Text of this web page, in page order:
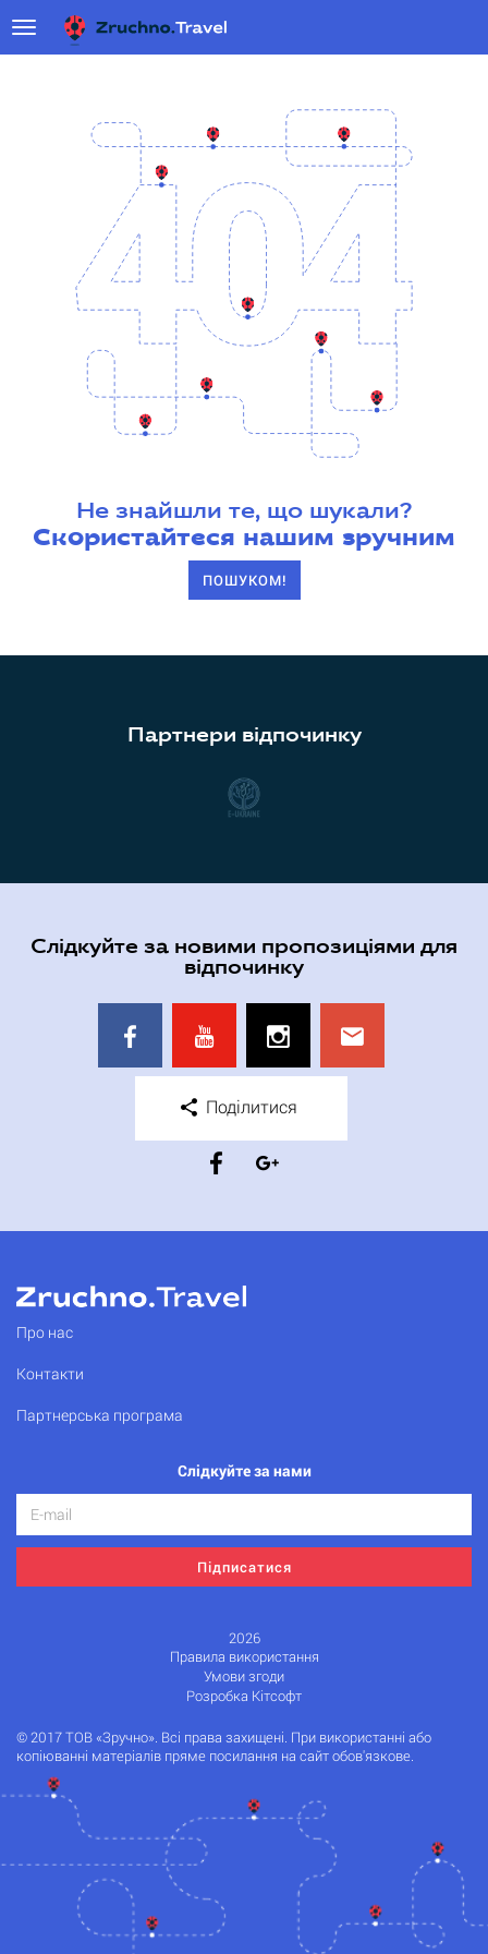
Не знайшли те, що шукали?
Скористайтеся нашим зручним
ПОШУКОМ!
Партнери відпочинку
Слідкуйте за новими пропозиціями для
відпочинку
Поділитися
Про нас
Контакти
Партнерська програма
Слідкуйте за нами
Підписатися
2026
Правила використання
Умови згоди
Розробка Кітсофт
© 2017 ТОВ «Зручно». Всі права захищені. При використанні або
копіюванні матеріалів пряме посилання на сайт обов'язкове.